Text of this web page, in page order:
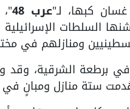
كبها، لـ"عرب 48
السلطات
ومنازلهم في
ستة منازل ومبانٍ في